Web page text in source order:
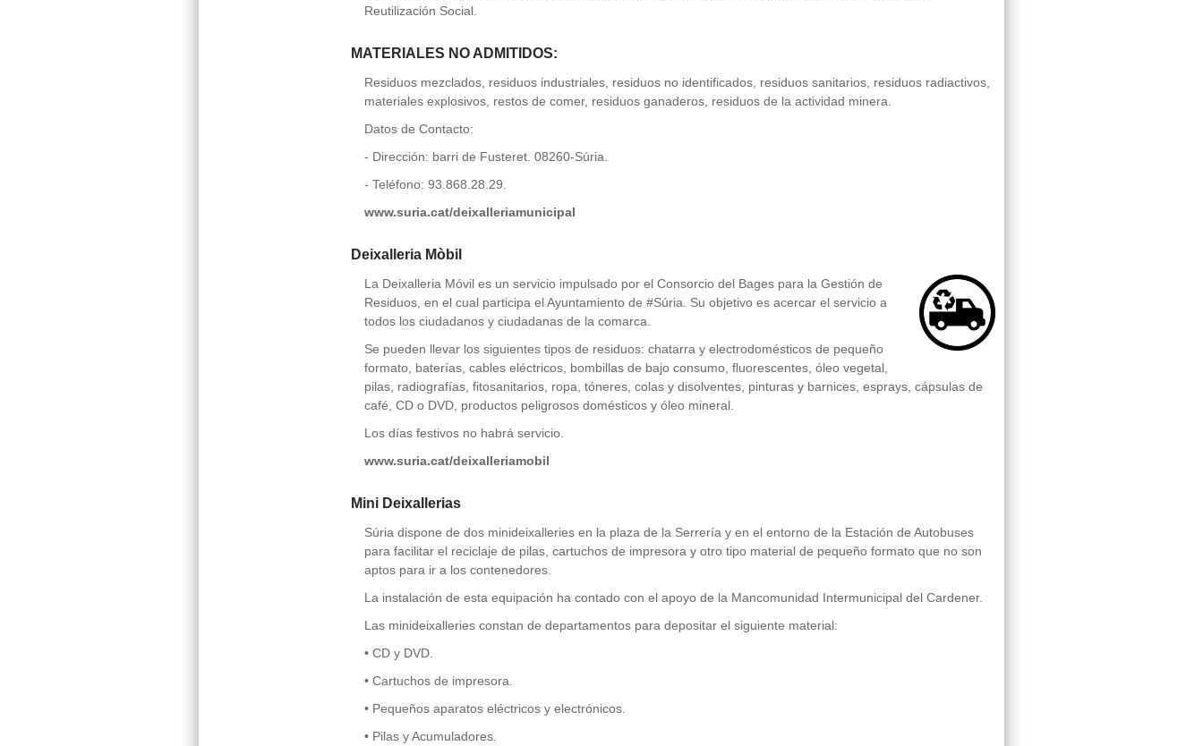
Reutilización Social.
MATERIALES NO ADMITIDOS:
Residuos mezclados, residuos industriales, residuos no identificados, residuos sanitarios, residuos radiactivos,
materiales explosivos, restos de comer, residuos ganaderos, residuos de la actividad minera.
Datos de Contacto:
- Dirección: barri de Fusteret. 08260-Súria.
- Teléfono: 93.868.28.29.
www.suria.cat/deixalleriamunicipal
Deixalleria Mòbil
La Deixalleria Móvil es un servicio impulsado por el Consorcio del Bages para la Gestión de
Residuos, en el cual participa el Ayuntamiento de #Súria. Su objetivo es acercar el servicio a
todos los ciudadanos y ciudadanas de la comarca.
Se pueden llevar los siguientes tipos de residuos: chatarra y electrodomésticos de pequeño
formato, baterías, cables eléctricos, bombillas de bajo consumo, fluorescentes, óleo vegetal,
pilas, radiografías, fitosanitarios, ropa, tóneres, colas y disolventes, pinturas y barnices, esprays, cápsulas de
café, CD o DVD, productos peligrosos domésticos y óleo mineral.
Los días festivos no habrá servicio.
www.suria.cat/deixalleriamobil
Mini Deixallerias
Súria dispone de dos minideixalleries en la plaza de la Serrería y en el entorno de la Estación de Autobuses
para facilitar el reciclaje de pilas, cartuchos de impresora y otro tipo material de pequeño formato que no son
aptos para ir a los contenedores.
La instalación de esta equipación ha contado con el apoyo de la Mancomunidad Intermunicipal del Cardener.
Las minideixalleries constan de departamentos para depositar el siguiente material:
• CD y DVD.
• Cartuchos de impresora.
• Pequeños aparatos eléctricos y electrónicos.
• Pilas y Acumuladores.